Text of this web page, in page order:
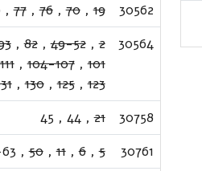
30562
19
,
70
,
76
,
77
,
30564
2
,
49-52
,
82
,
101
,
104-107
,
111
123
,
125
,
130
,
30758
21
,
44
,
45
30761
5
,
6
,
11
,
50
,